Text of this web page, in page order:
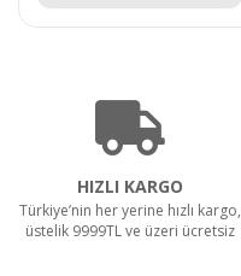
HIZLI KARGO
Türkiye’nin her yerine hızlı kargo,
üstelik 9999TL ve üzeri ücretsiz